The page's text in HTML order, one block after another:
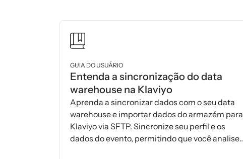
GUIA DO USUÁRIO
Entenda a sincronização do data
warehouse na Klaviyo
Aprenda a sincronizar dados com o seu data
warehouse e importar dados do armazém para
Klaviyo via SFTP. Sincronize seu perfil e os
dados do evento, permitindo que você analise